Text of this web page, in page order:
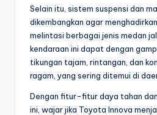
Selain itu, sistem suspensi dan
dikembangkan agar
melintasi berbagai jenis medan
kendaraan ini dapat dengan
tikungan tajam, rintangan, dan
ragam, yang sering ditemui di
Dengan fitur-fitur daya tahan
ini, wajar jika Toyota Innova